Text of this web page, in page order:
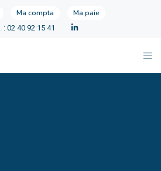
Ma compta Ma paie
: 02 40 92 15 41